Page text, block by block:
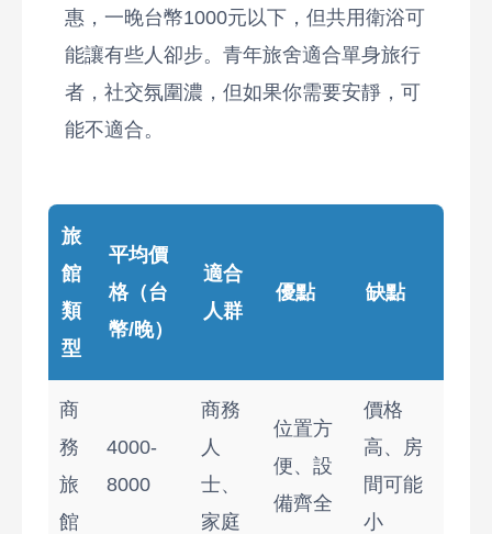
惠，一晚台幣1000元以下，但共用衛浴可
能讓有些人卻步。青年旅舍適合單身旅行
者，社交氛圍濃，但如果你需要安靜，可
能不適合。
旅
館
類
型
平均價
格（台
幣/晚）
適合
人群
優點 缺點
商
務
旅
館
4000-
8000
商務
人
士、
家庭
位置方
便、設
備齊全
價格
高、房
間可能
小